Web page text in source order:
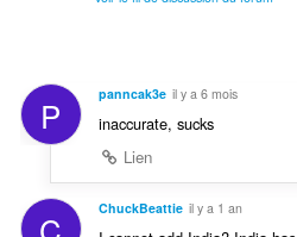
o
e
:
P panncak3e il y a 6 mois
inaccurate, sucks
Lien
ChuckBeattie il y a 1 an